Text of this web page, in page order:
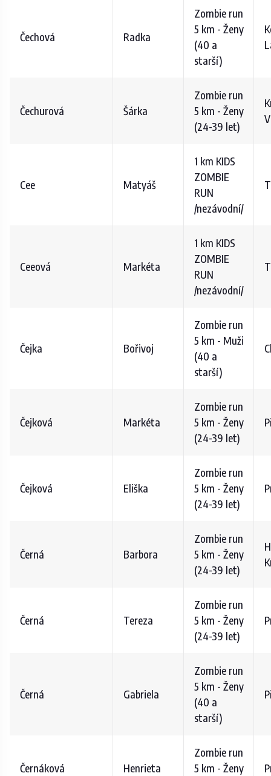
Čechová Radka
Zombie run
5 km - Ženy
(40 a
starší)
Čechurová Šárka
Zombie run
5 km - Ženy
(24-39 let)
Cee Matyáš
1 km KIDS
ZOMBIE
RUN
/nezávodní/
Ceeová Markéta
1 km KIDS
ZOMBIE
RUN
/nezávodní/
Čejka Bořivoj
Zombie run
5 km - Muži
(40 a
starší)
Čejková Markéta
Zombie run
5 km - Ženy
(24-39 let)
Čejková Eliška
Zombie run
5 km - Ženy
(24-39 let)
Černá Barbora
Zombie run
5 km - Ženy
(24-39 let)
Černá Tereza
Zombie run
5 km - Ženy
(24-39 let)
Černá Gabriela
Zombie run
5 km - Ženy
(40 a
starší)
Černáková Henrieta
Zombie run
5 km - Ženy